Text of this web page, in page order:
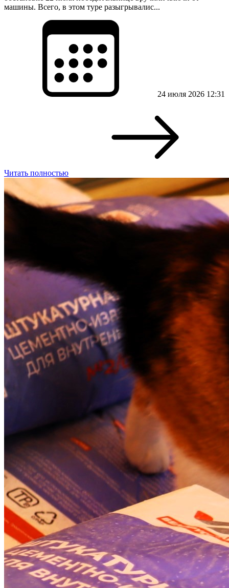
машины. Всего, в этом туре разыгрывалис...
24 июля 2026 12:31
Читать полностью